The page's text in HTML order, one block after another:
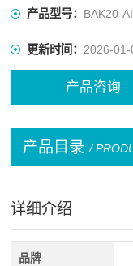
产品型号： BAK20-
更新时间：2026-01-
产品咨询
产品目录 /
详细介绍
品牌